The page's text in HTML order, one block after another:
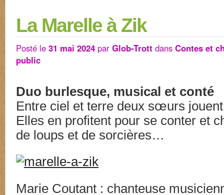
La Marelle à Zik
Posté le 31 mai 2024 par Glob-Trott dans Contes et
public
Duo burlesque, musical et conté
Entre ciel et terre deux sœurs
Elles en profitent pour se conter et
de loups et de sorcières…
Marie Coutant : chanteuse